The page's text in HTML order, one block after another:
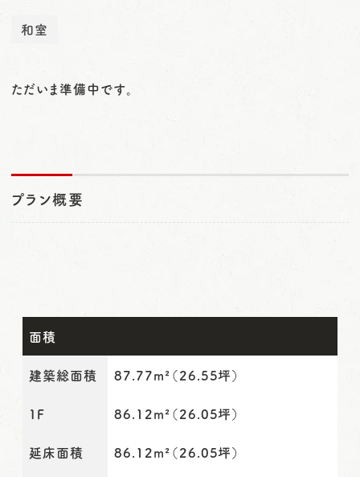
和室
ただいま準備中です。
プラン概要
面積
建築総面積 87.77m²（26.55坪）
１Ｆ 86.12m²（26.05坪）
延床面積 86.12m²（26.05坪）